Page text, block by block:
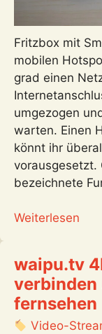
Fritzbox mit
mobilen
grad einen
umgezogen
warten. Einen
könnt ihr
vorausgesetzt.
bezeichnete
Weiterlesen
waipu.tv
verbinden
fernsehen
Video-